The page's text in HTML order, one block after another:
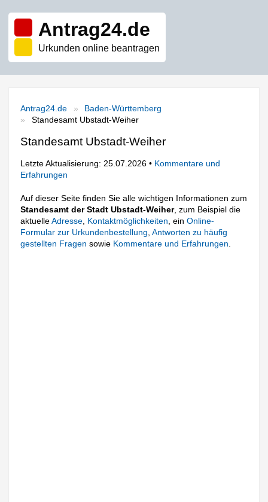
Antrag24.de
Urkunden online beantragen
Antrag24.de
Baden-Württemberg
Standesamt Ubstadt-Weiher
Standesamt Ubstadt-Weiher
Letzte Aktualisierung: 25.07.2026 • Kommentare und
Erfahrungen
Auf dieser Seite finden Sie alle wichtigen Informationen zum
Standesamt der Stadt Ubstadt-Weiher, zum Beispiel die
aktuelleAdresse Kontaktmöglichkeiten , einOnline-
Formular zur Urkundenbestellung ,Antworten zu häufig
gestellten Fragen sowie Kommentare und Erfahrungen